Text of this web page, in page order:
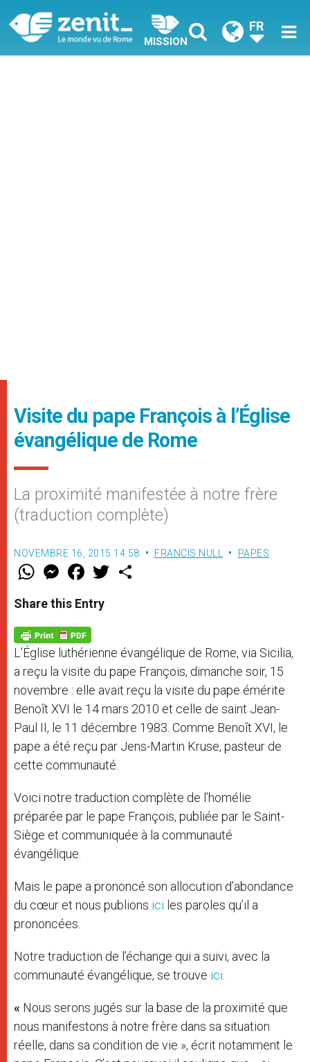
MISSION
FR
Visite du pape François à l’Église
évangélique de Rome
La proximité manifestée à notre frère
(traduction complète)
NOVEMBRE 16, 2015 14:58 FRANCIS NULL PAPES
W
t
s
p
p
M
e
s
e
g
e
r
F
a
e
b
o
k
w
Share this Entry
L’Église luthérienne évangélique de Rome, via Sicilia,
a reçu la visite du pape François, dimanche soir, 15
novembre : elle avait reçu la visite du pape émérite
Benoît XVI le 14 mars 2010 et celle de saint Jean-
Paul II, le 11 décembre 1983. Comme Benoît XVI, le
pape a été reçu par Jens-Martin Kruse, pasteur de
cette communauté.
Voici notre traduction complète de l’homélie
préparée par le pape François, publiée par le Saint-
Siège et communiquée à la communauté
évangélique.
Mais le pape a prononcé son allocution d’abondance
du cœur et nous publions ici les paroles qu’il a
prononcées.
Notre traduction de l’échange qui a suivi, avec la
communauté évangélique, se trouve ici
« Nous serons jugés sur la base de la proximité que
nous manifestons à notre frère dans sa situation
réelle, dans sa condition de vie », écrit notamment le